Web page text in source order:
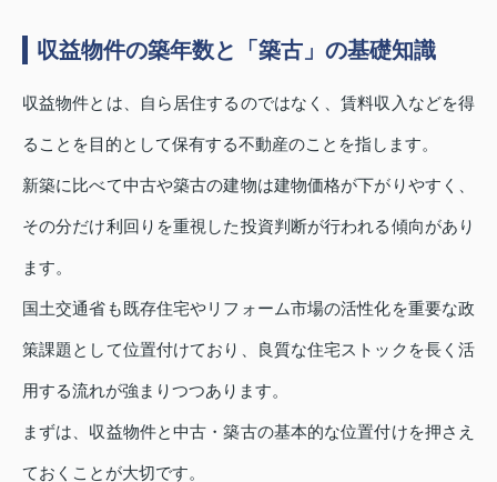
収益物件の築年数と「築古」の基礎知識
収益物件とは、自ら居住するのではなく、賃料収入などを得
ることを目的として保有する不動産のことを指します。
新築に比べて中古や築古の建物は建物価格が下がりやすく、
その分だけ利回りを重視した投資判断が行われる傾向があり
ます。
国土交通省も既存住宅やリフォーム市場の活性化を重要な政
策課題として位置付けており、良質な住宅ストックを長く活
用する流れが強まりつつあります。
まずは、収益物件と中古・築古の基本的な位置付けを押さえ
ておくことが大切です。